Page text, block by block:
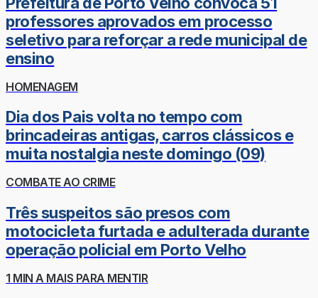
professores aprovados em processo
seletivo para reforçar a rede municipal de
ensino
HOMENAGEM
Dia dos Pais volta no tempo com
brincadeiras antigas, carros clássicos e
muita nostalgia neste domingo (09)
COMBATE AO CRIME
Três suspeitos são presos com
motocicleta furtada e adulterada durante
operação policial em Porto Velho
1 MIN A MAIS PARA MENTIR